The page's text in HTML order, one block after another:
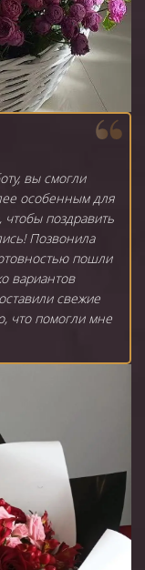
вы смогли
особенным для
чтобы поздравить
Позвонила
пошли
вариантов
свежие
что помогли мне